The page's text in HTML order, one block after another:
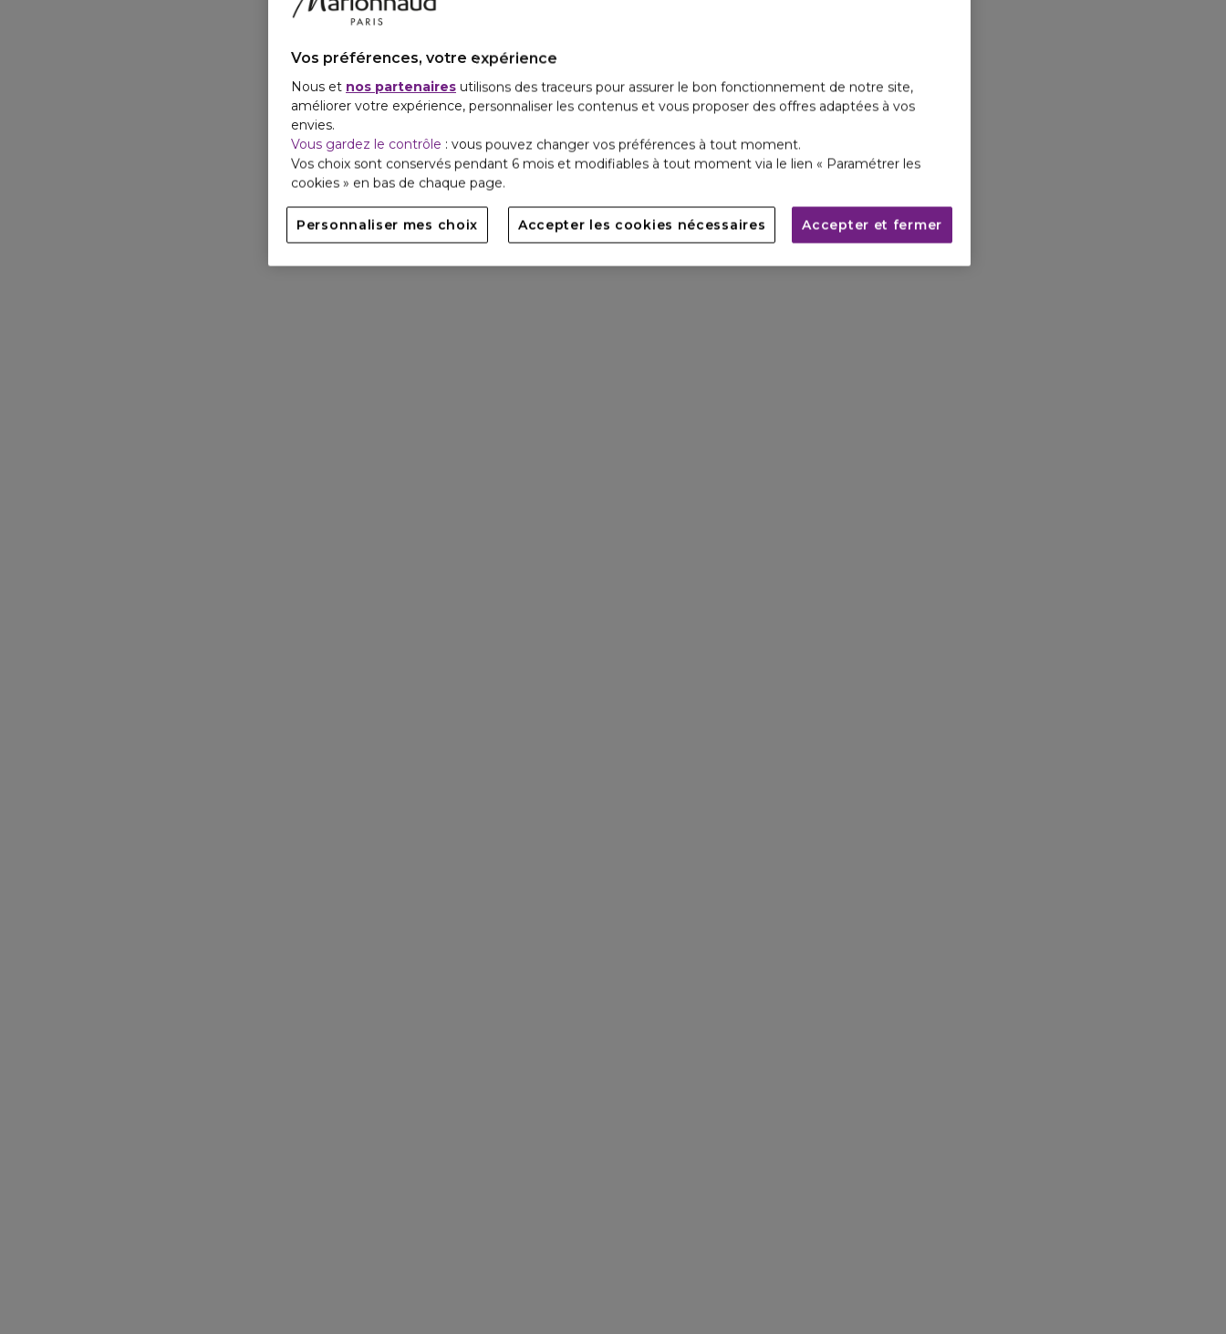
Vos préférences, votre expérience
Nous et nos partenaires utilisons des traceurs pour assurer le bon fonctionnement de notre site,
améliorer votre expérience, personnaliser les contenus et vous proposer des offres adaptées à vos
envies.
Vous gardez le contrôle : vous pouvez changer vos préférences à tout moment.
Vos choix sont conservés pendant 6 mois et modifiables à tout moment via le lien « Paramétrer les
cookies » en bas de chaque page.
Personnaliser mes choix Accepter les cookies nécessaires Accepter et fermer